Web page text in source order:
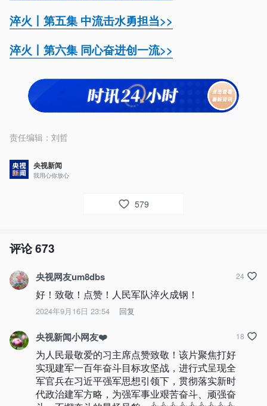
淬火丨第五集 中流击水勇担当>>
淬火丨第六集 同心奋进创一流>>
责任编辑： 刘哲
央视新闻
我用心你放心
579
评论673
央视网友um8dbs
好！致敬！点赞！人民军队淬火成钢！
2024年9月16日 23:54 回复
24
央视新闻小网友❤️
为人民最敬爱的习主席点赞致敬！该片聚焦打好
实现建军一百年奋斗目标攻坚战，进行式呈现全
军官兵在习近平强军思想引领下，贯彻落实新时
代政治建军方略，为强军事业艰苦奋斗、顽强奋
18